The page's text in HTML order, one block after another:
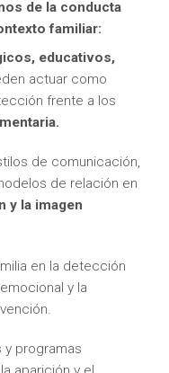
de la conducta
familiar:
educativos,
actuar como
frente a los
de comunicación,
de relación en
y la imagen
en la detección
y la
programas